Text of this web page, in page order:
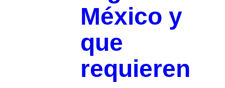
México y
que
requieren